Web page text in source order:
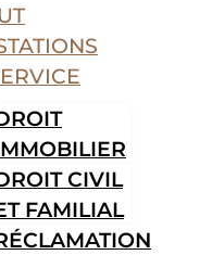
CIVIL
FAMILIAL